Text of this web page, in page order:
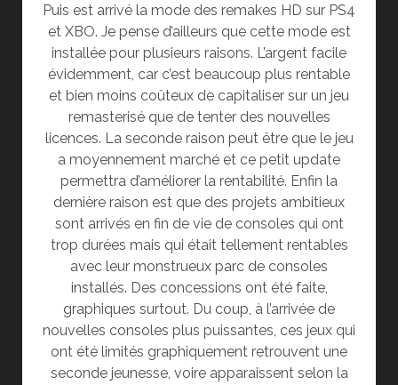
Puis est arrivé la mode des remakes HD sur PS4
et XBO. Je pense d’ailleurs que cette mode est
installée pour plusieurs raisons. L’argent facile
évidemment, car c’est beaucoup plus rentable
et bien moins coûteux de capitaliser sur un jeu
remasterisé que de tenter des nouvelles
licences. La seconde raison peut être que le jeu
a moyennement marché et ce petit update
permettra d’améliorer la rentabilité. Enfin la
dernière raison est que des projets ambitieux
sont arrivés en fin de vie de consoles qui ont
trop durées mais qui était tellement rentables
avec leur monstrueux parc de consoles
installés. Des concessions ont été faite,
graphiques surtout. Du coup, à l’arrivée de
nouvelles consoles plus puissantes, ces jeux qui
ont été limités graphiquement retrouvent une
seconde jeunesse, voire apparaissent selon la